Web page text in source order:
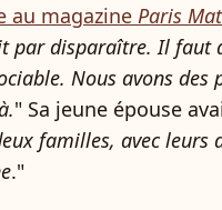
au magazine Paris
par disparaître. Il faut
Nous avons des
" Sa jeune épouse
familles, avec leurs
."